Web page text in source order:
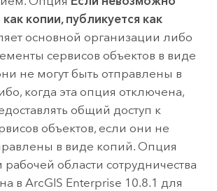
копии, публикуется как
основной организации либо
сервисов объектов в виде
не могут быть отправлены в
когда эта опция отключена,
общий доступ к
объектов, если они не
в виде копий. Опция
области сотрудничества
в ArcGIS Enterprise 10.8.1 для